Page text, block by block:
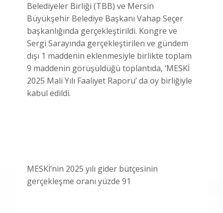
Belediyeler Birliği (TBB) ve Mersin
Büyükşehir Belediye Başkanı Vahap Seçer
başkanlığında gerçekleştirildi. Kongre ve
Sergi Sarayında gerçekleştirilen ve gündem
dışı 1 maddenin eklenmesiyle birlikte toplam
9 maddenin görüşüldüğü toplantıda, ‘MESKİ
2025 Mali Yılı Faaliyet Raporu’ da oy birliğiyle
kabul edildi.
MESKİ’nin 2025 yılı gider bütçesinin
gerçekleşme oranı yüzde 91